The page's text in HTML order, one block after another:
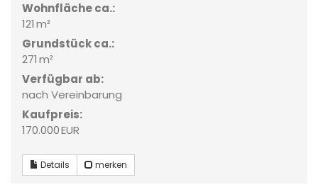
Wohnfläche ca.:
121 m²
Grund­stück ca.:
271 m²
Verfügbar ab:
nach Vereinbarung
Kaufpreis:
170.000 EUR
Details merken